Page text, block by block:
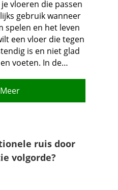
vloeren die passen
gebruik wanneer
spelen en het leven
een vloer die tegen
is en niet glad
voeten.​ In de…
ruis door
volgorde?